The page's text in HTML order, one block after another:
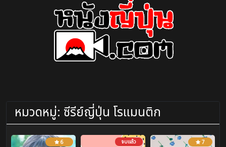
หมวดหมู่: ซีรีย์ญี่ปุ่น โรแมนติก
6
จบแล้ว
7